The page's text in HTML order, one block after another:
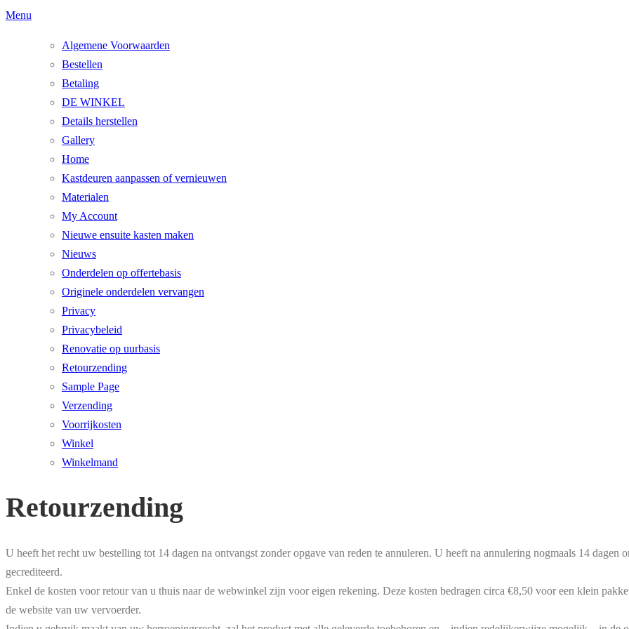
Ga
Menu
Algemene Voorwaarden
Bestellen
Betaling
DE WINKEL
Details herstellen
Gallery
Home
Kastdeuren aanpassen of vernieuwen
Materialen
My Account
Nieuwe ensuite kasten maken
Nieuws
Onderdelen op offertebasis
Originele onderdelen vervangen
Privacy
Privacybeleid
Renovatie op uurbasis
Retourzending
Sample Page
Verzending
Voorrijkosten
Winkel
Winkelmand
Retourzending
U heeft het recht uw bestelling tot 14 dagen na ontvangst zonder opgave van reden te annuleren. U heeft na annulering nogmaals 14
gecrediteerd.
Enkel de kosten voor retour van u thuis naar de webwinkel zijn voor eigen rekening. Deze kosten bedragen circa €8,50 voor een klein
de website van uw vervoerder.